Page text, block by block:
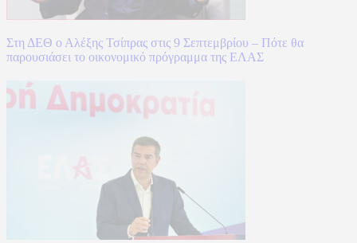
Στη ΔΕΘ ο Αλέξης Τσίπρας στις 9 Σεπτεμβρίου – Πότε θα
παρουσιάσει το οικονομικό πρόγραμμα της ΕΛΑΣ